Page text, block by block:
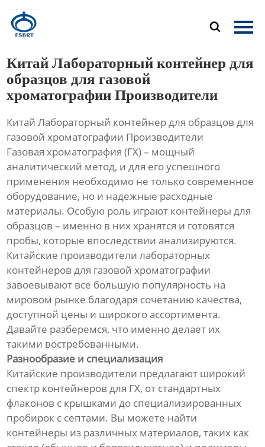

Главная
О Нас
Новости
Контакты
Китай Лабораторный контейнер для
образцов для газовой
хроматографии Производители
Китай Лабораторный контейнер для образцов для
газовой хроматографии Производители
Газовая хроматография (ГХ) – мощный
аналитический метод, и для его успешного
применения необходимо не только современное
оборудование, но и надежные расходные
материалы. Особую роль играют контейнеры для
образцов – именно в них хранятся и готовятся
пробы, которые впоследствии анализируются.
Китайские производители лабораторных
контейнеров для газовой хроматографии
завоевывают все большую популярность на
мировом рынке благодаря сочетанию качества,
доступной цены и широкого ассортимента.
Давайте разберемся, что именно делает их
такими востребованными.
Разнообразие и специализация
Китайские производители предлагают широкий
спектр контейнеров для ГХ, от стандартных
флаконов с крышками до специализированных
пробирок с септами. Вы можете найти
контейнеры из различных материалов, таких как